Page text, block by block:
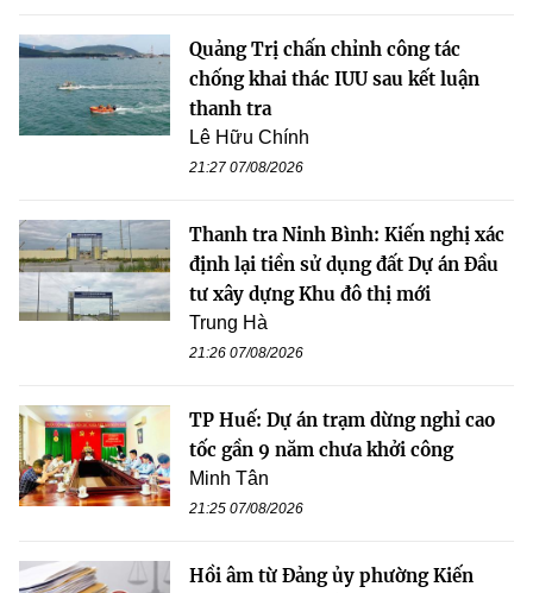
Quảng Trị chấn chỉnh công tác
chống khai thác IUU sau kết luận
thanh tra
Lê Hữu Chính
21:27 07/08/2026
Thanh tra Ninh Bình: Kiến nghị xác
định lại tiền sử dụng đất Dự án Đầu
tư xây dựng Khu đô thị mới
Trung Hà
21:26 07/08/2026
TP Huế: Dự án trạm dừng nghỉ cao
tốc gần 9 năm chưa khởi công
Minh Tân
21:25 07/08/2026
Hồi âm từ Đảng ủy phường Kiến